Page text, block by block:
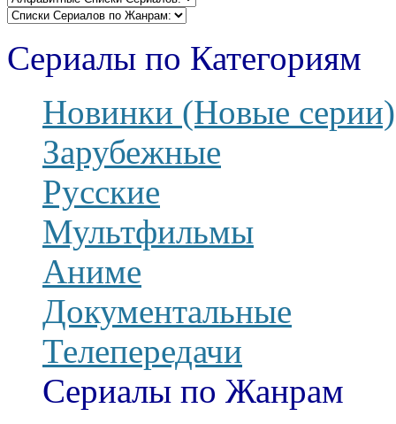
Сериалы по Категориям
Новинки (Новые серии)
Зарубежные
Русские
Мультфильмы
Аниме
Документальные
Телепередачи
Сериалы по Жанрам